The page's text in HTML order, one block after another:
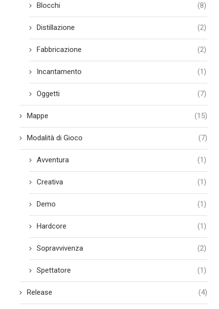
Blocchi (8)
Distillazione (2)
Fabbricazione (2)
Incantamento (1)
Oggetti (7)
Mappe (15)
Modalità di Gioco (7)
Avventura (1)
Creativa (1)
Demo (1)
Hardcore (1)
Sopravvivenza (2)
Spettatore (1)
Release (4)